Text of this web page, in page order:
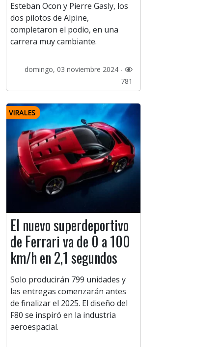
Esteban Ocon y Pierre Gasly, los
dos pilotos de Alpine,
completaron el podio, en una
carrera muy cambiante.
domingo, 03 noviembre 2024 -
781
VIRALES
El nuevo superdeportivo
de Ferrari va de 0 a 100
km/h en 2,1 segundos
Solo producirán 799 unidades y
las entregas comenzarán antes
de finalizar el 2025. El diseño del
F80 se inspiró en la industria
aeroespacial.